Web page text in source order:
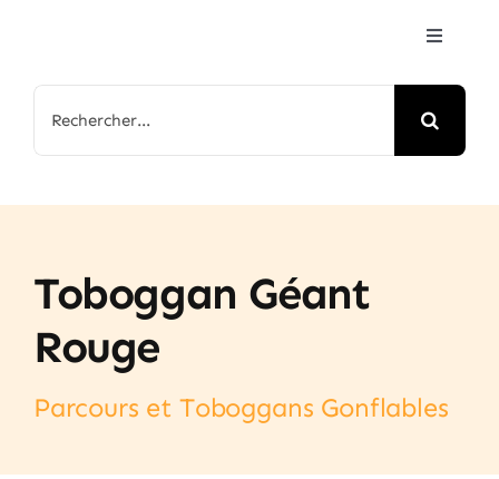
contenu
Toggle
Accueil
Arbre de Noël
Toboggan Géant
Rouge
Parcours et Toboggans Gonflables